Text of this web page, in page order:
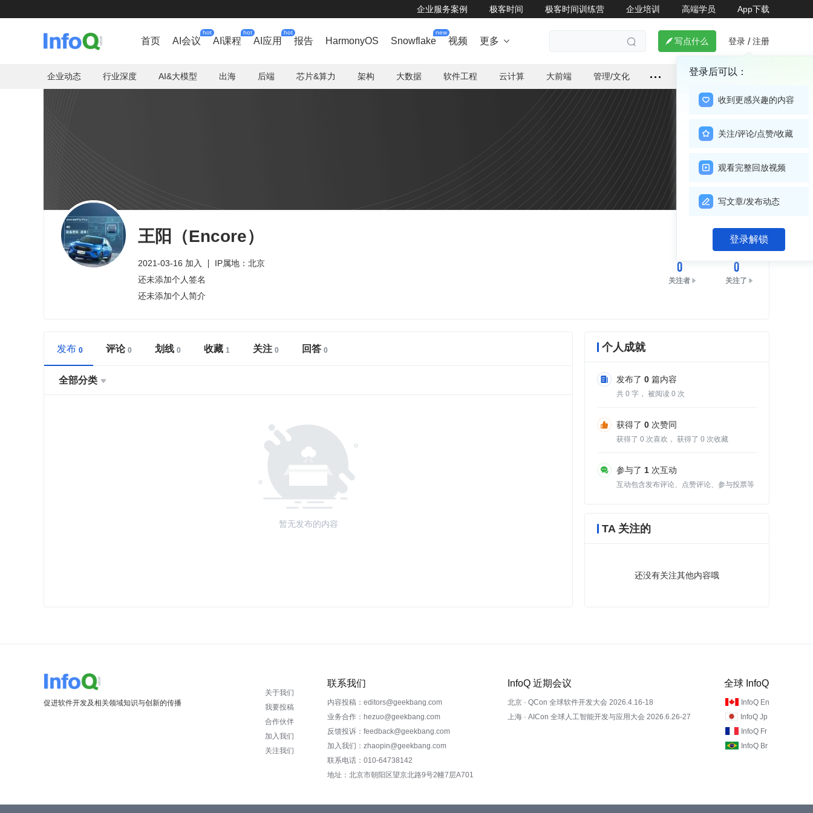
企业服务案例 极客时间 极客时间训练营 企业培训 高端学员 App下载
首页 AI会议
hot
AI课程
hot
AI应用
hot
报告 HarmonyOS Snowflake
new
视频 更多    写点什么 登录 / 注册
登录后可以：
收到更感兴趣的内容
关注/评论/点赞/收藏
观看完整回放视频
写文章/发布动态
登录解锁
企业动态 行业深度 AI&大模型 出海 后端 芯片&算力 架构 大数据 软件工程 云计算 大前端 管理/文化
王阳（Encore）
2021-03-16 加入
IP属地：北京
还未添加个人签名
还未添加个人简介
关注
0
关注者
0
关注了
发布 评论 划线 收藏 关注 回答
全部分类 
暂无发布的内容
个人成就
发布了 0 篇内容
共 0 字， 被阅读 0 次
获得了 0 次赞同
获得了 0 次喜欢， 获得了 0 次收藏
参与了 1 次互动
互动包含发布评论、点赞评论、参与投票等
TA 关注的
还没有关注其他内容哦
促进软件开发及相关领域知识与创新的传播
关于我们
我要投稿
合作伙伴
加入我们
关注我们
联系我们
内容投稿：editors@geekbang.com
业务合作：hezuo@geekbang.com
反馈投诉：feedback@geekbang.com
加入我们：zhaopin@geekbang.com
联系电话：010-64738142
地址：北京市朝阳区望京北路9号2幢7层A701
InfoQ 近期会议
北京 · QCon 全球软件开发大会 2026.4.16-18
上海 · AICon 全球人工智能开发与应用大会 2026.6.26-27
全球 InfoQ
InfoQ En
InfoQ Jp
InfoQ Fr
InfoQ Br